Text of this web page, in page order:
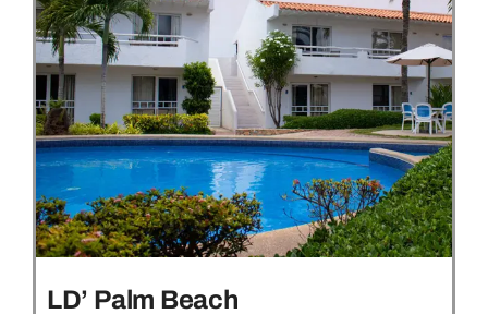
LD’ Palm Beach